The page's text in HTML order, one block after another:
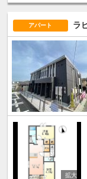
アパート ラ